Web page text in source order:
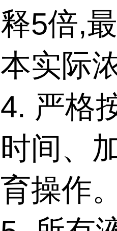
释5倍,
本实际
4. 严格
时间、
育操作。